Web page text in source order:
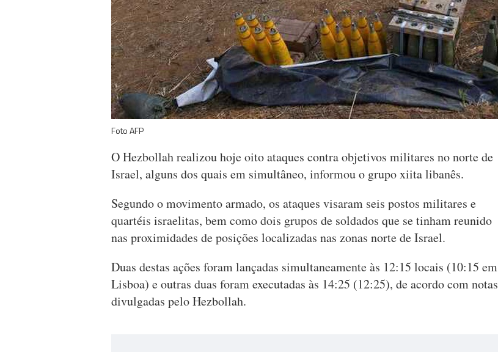
Foto AFP
O Hezbollah realizou hoje oito ataques contra objetivos militares no norte de
Israel, alguns dos quais em simultâneo, informou o grupo xiita libanês.
Segundo o movimento armado, os ataques visaram seis postos militares e
quartéis israelitas, bem como dois grupos de soldados que se tinham reunido
nas proximidades de posições localizadas nas zonas norte de Israel.
Duas destas ações foram lançadas simultaneamente às 12:15 locais (10:15 em
Lisboa) e outras duas foram executadas às 14:25 (12:25), de acordo com notas
divulgadas pelo Hezbollah.